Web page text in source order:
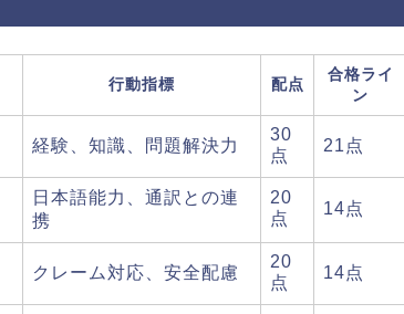
行動指標 配点
合格ライ
ン
経験、知識、問題解決力
30
点
21点
日本語能力、通訳との連
携
20
点
14点
クレーム対応、安全配慮
20
点
14点